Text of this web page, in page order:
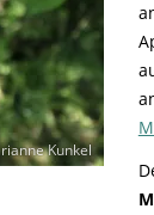
Kunkel